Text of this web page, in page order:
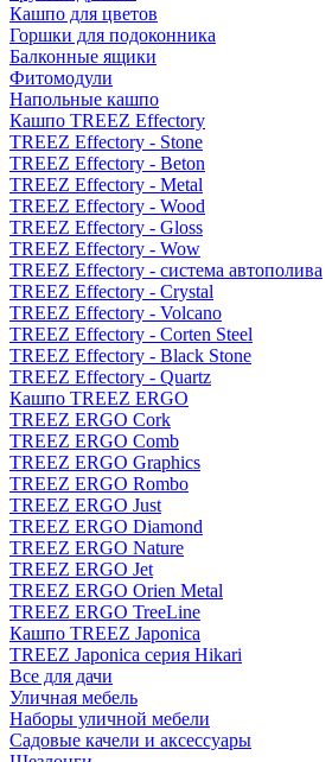
Кашпо для цветов
Горшки для подоконника
Балконные ящики
Фитомодули
Напольные кашпо
Кашпо TREEZ Effectory
TREEZ Effectory - Stone
TREEZ Effectory - Beton
TREEZ Effectory - Metal
TREEZ Effectory - Wood
TREEZ Effectory - Gloss
TREEZ Effectory - Wow
TREEZ Effectory - система автополива
TREEZ Effectory - Crystal
TREEZ Effectory - Volcano
TREEZ Effectory - Corten Steel
TREEZ Effectory - Black Stone
TREEZ Effectory - Quartz
Кашпо TREEZ ERGO
TREEZ ERGO Cork
TREEZ ERGO Comb
TREEZ ERGO Graphics
TREEZ ERGO Rombo
TREEZ ERGO Just
TREEZ ERGO Diamond
TREEZ ERGO Nature
TREEZ ERGO Jet
TREEZ ERGO Orien Metal
TREEZ ERGO TreeLine
Кашпо TREEZ Japonica
TREEZ Japonica серия Hikari
Все для дачи
Уличная мебель
Наборы уличной мебели
Садовые качели и аксессуары